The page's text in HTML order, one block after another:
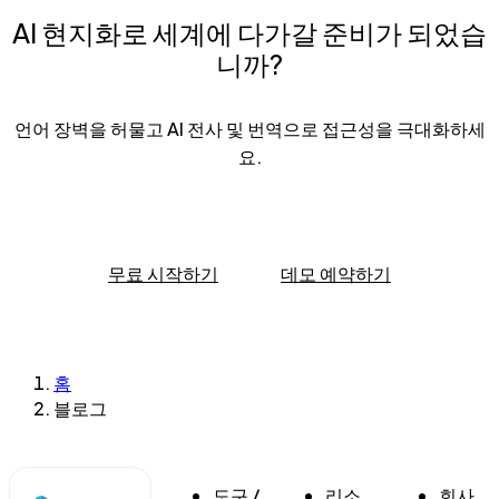
AI 현지화로 세계에 다가갈 준비가 되었습
니까?
언어 장벽을 허물고 AI 전사 및 번역으로 접근성을 극대화하세
요.
무료 시작하기 데모 예약하기
홈
블로그